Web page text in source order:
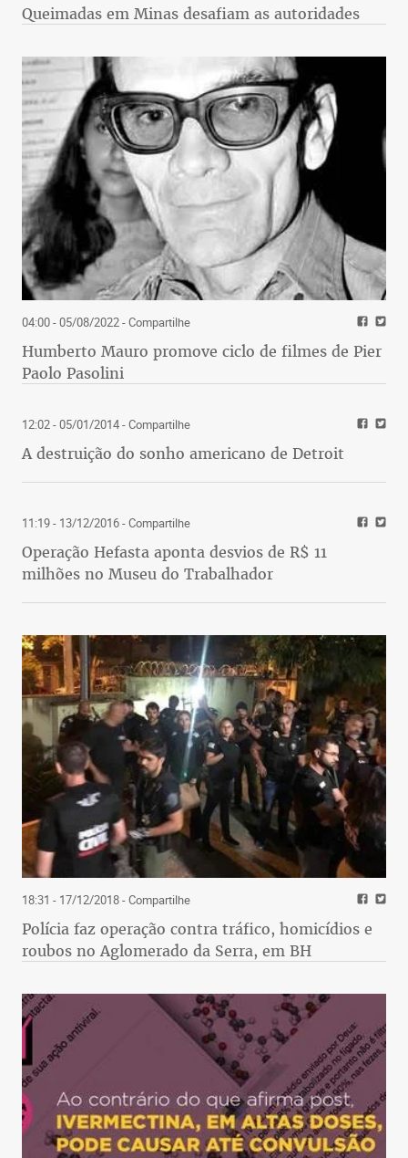
Queimadas em Minas desafiam as autoridades
04:00 - 05/08/2022- Compartilhe
Humberto Mauro promove ciclo de filmes de Pier
Paolo Pasolini
12:02 - 05/01/2014- Compartilhe
A destruição do sonho americano de Detroit
11:19 - 13/12/2016- Compartilhe
Operação Hefasta aponta desvios de R$ 11
milhões no Museu do Trabalhador
18:31 - 17/12/2018- Compartilhe
Polícia faz operação contra tráfico, homicídios e
roubos no Aglomerado da Serra, em BH